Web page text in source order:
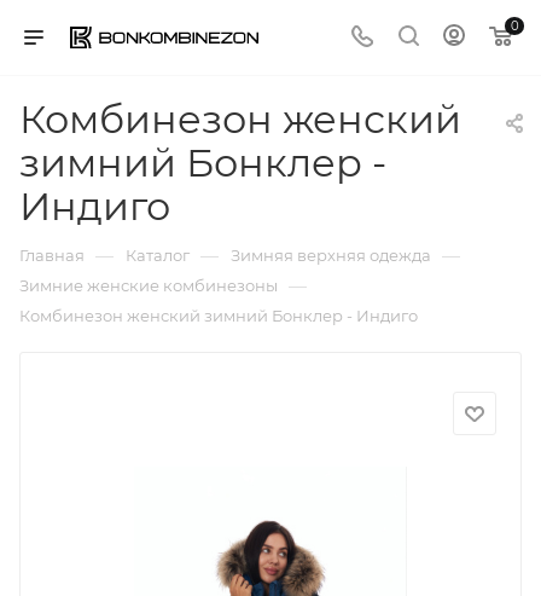
0
Комбинезон женский
зимний Бонклер -
Индиго
Главная — Каталог — Зимняя верхняя одежда —
Зимние женские комбинезоны —
Комбинезон женский зимний Бонклер - Индиго